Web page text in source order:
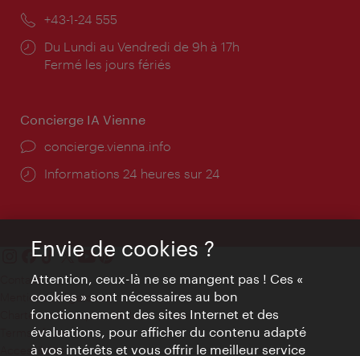
Téléphone:
+43-1-24 555
Horaires
d'ouverture:
Du Lundi au Vendredi de 9h à 17h
Fermé les jours fériés
Concierge IA Vienne
Ort:
concierge.vienna.info
Öffnungszeiten:
Informations 24 heures sur 24
Contact
Mentions obligatoires
Charte sur le respect de la vie privée
Terms of Use
Accessibilité
Envie de cookies ?
Attention, ceux-là ne se mangent pas ! Ces «
cookies » sont nécessaires au bon
fonctionnement des sites Internet et des
évaluations, pour afficher du contenu adapté
à vos intérêts et vous offrir le meilleur service